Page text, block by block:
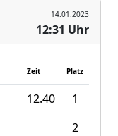
14.01.2023
12:31 Uhr
Zeit Platz
12.40
1
2